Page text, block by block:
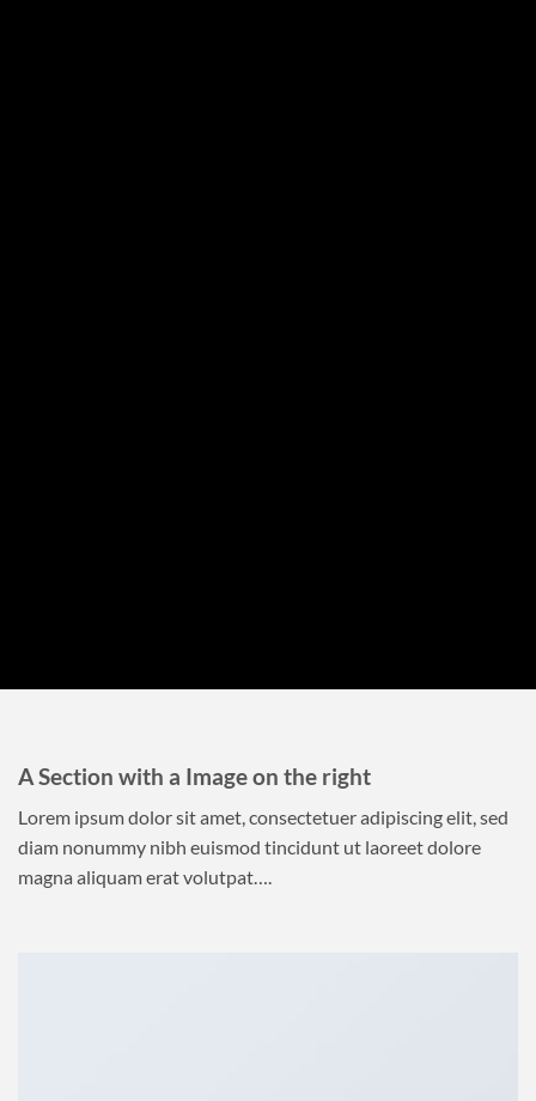
A Section with a Image on the right
Lorem ipsum dolor sit amet, consectetuer adipiscing elit, sed
diam nonummy nibh euismod tincidunt ut laoreet dolore
magna aliquam erat volutpat….